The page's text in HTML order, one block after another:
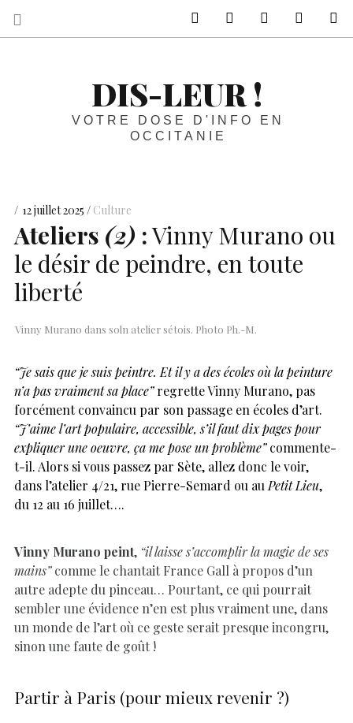
DIS-LEUR !
VOTRE DOSE D'INFO EN
OCCITANIE
12 juillet 2025 Culture
Ateliers (2) :Vinny Murano ou
le désir de peindre, en toute
liberté
Vinny Murano dans soln atelier sétois. Photo Ph.-M.
“Je sais que je suis peintre. Et il y a des écoles où la peinture
n’a pas vraiment sa place”regrette Vinny Murano, pas
forcément convaincu par son passage en écoles d’art.
“J’aime l’art populaire, accessible, s’il faut dix pages pour
expliquer une oeuvre, ça me pose un problème”commente-
t-il. Alors si vous passez par Sète, allez donc le voir,
dans l’atelier 4/21, rue Pierre-Semard ou au Petit Lieu,
du 12 au 16 juillet….
Vinny Murano peint, “il laisse s’accomplir la magie de ses
mains”comme le chantait France Gall à propos d’un
autre adepte du pinceau… Pourtant, ce qui pourrait
sembler une évidence n’en est plus vraiment une, dans
un monde de l’art où ce geste serait presque incongru,
sinon une faute de goût !
Partir à Paris (pour mieux revenir ?)